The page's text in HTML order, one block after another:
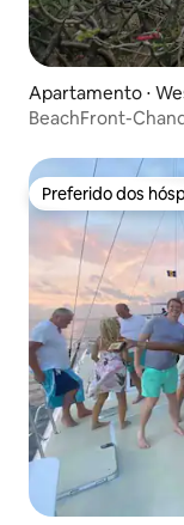
Apartamento ⋅
BeachFront-
Preferido dos
Preferido dos